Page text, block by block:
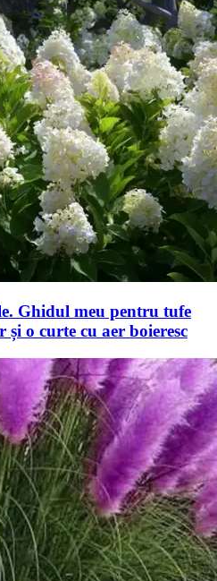
Ghidul meu pentru tufe
o curte cu aer boieresc